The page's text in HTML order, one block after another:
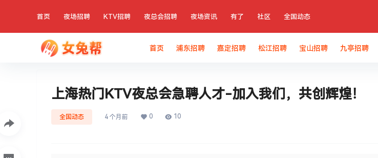
首页 夜场招聘 KTV招聘 夜总会招聘 夜场资讯 有了 社区 全国动态
首页 浦东招聘 嘉定招聘 松江招聘 宝山招聘 九亭招聘
上海热门KTV夜总会急聘人才-加入我们，共创辉煌！
全国动态 4 个月前 0 10